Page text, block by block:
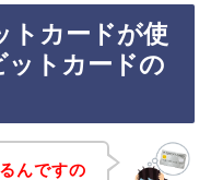
トカードが使
ットカードの
んですの